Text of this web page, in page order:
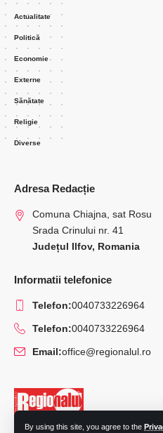
By using this site, you agree to the
Actualitate
Politică
Economie
Externe
Sănătate
Religie
Diverse
Adresa Redacție
Comuna Chiajna, sat Rosu
Srada Crinului nr. 41
Județul Ilfov, Romania
Informatii telefonice
Telefon:0040733226964
Telefon:0040733226964
Email:office@regionalul.ro